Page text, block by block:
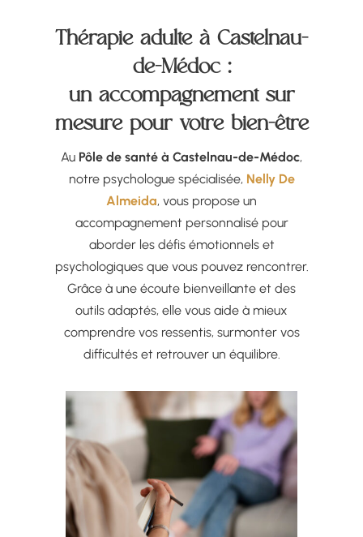
Thérapie adulte à Castelnau-
de-Médoc :
un accompagnement sur
mesure pour votre bien-être
Au Pôle de santé à Castelnau-de-Médoc,
notre psychologue spécialisée, Nelly De
Almeida, vous propose un
accompagnement personnalisé pour
aborder les défis émotionnels et
psychologiques que vous pouvez rencontrer.
Grâce à une écoute bienveillante et des
outils adaptés, elle vous aide à mieux
comprendre vos ressentis, surmonter vos
difficultés et retrouver un équilibre.